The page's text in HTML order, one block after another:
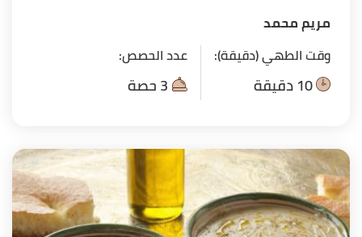
مريم محمد
وقت الطهي (دقيقة):
عدد الحصص: